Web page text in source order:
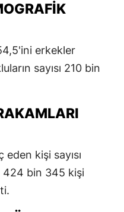
erkekler
sayısı 210 bin
kişi sayısı
424 bin 345 kişi